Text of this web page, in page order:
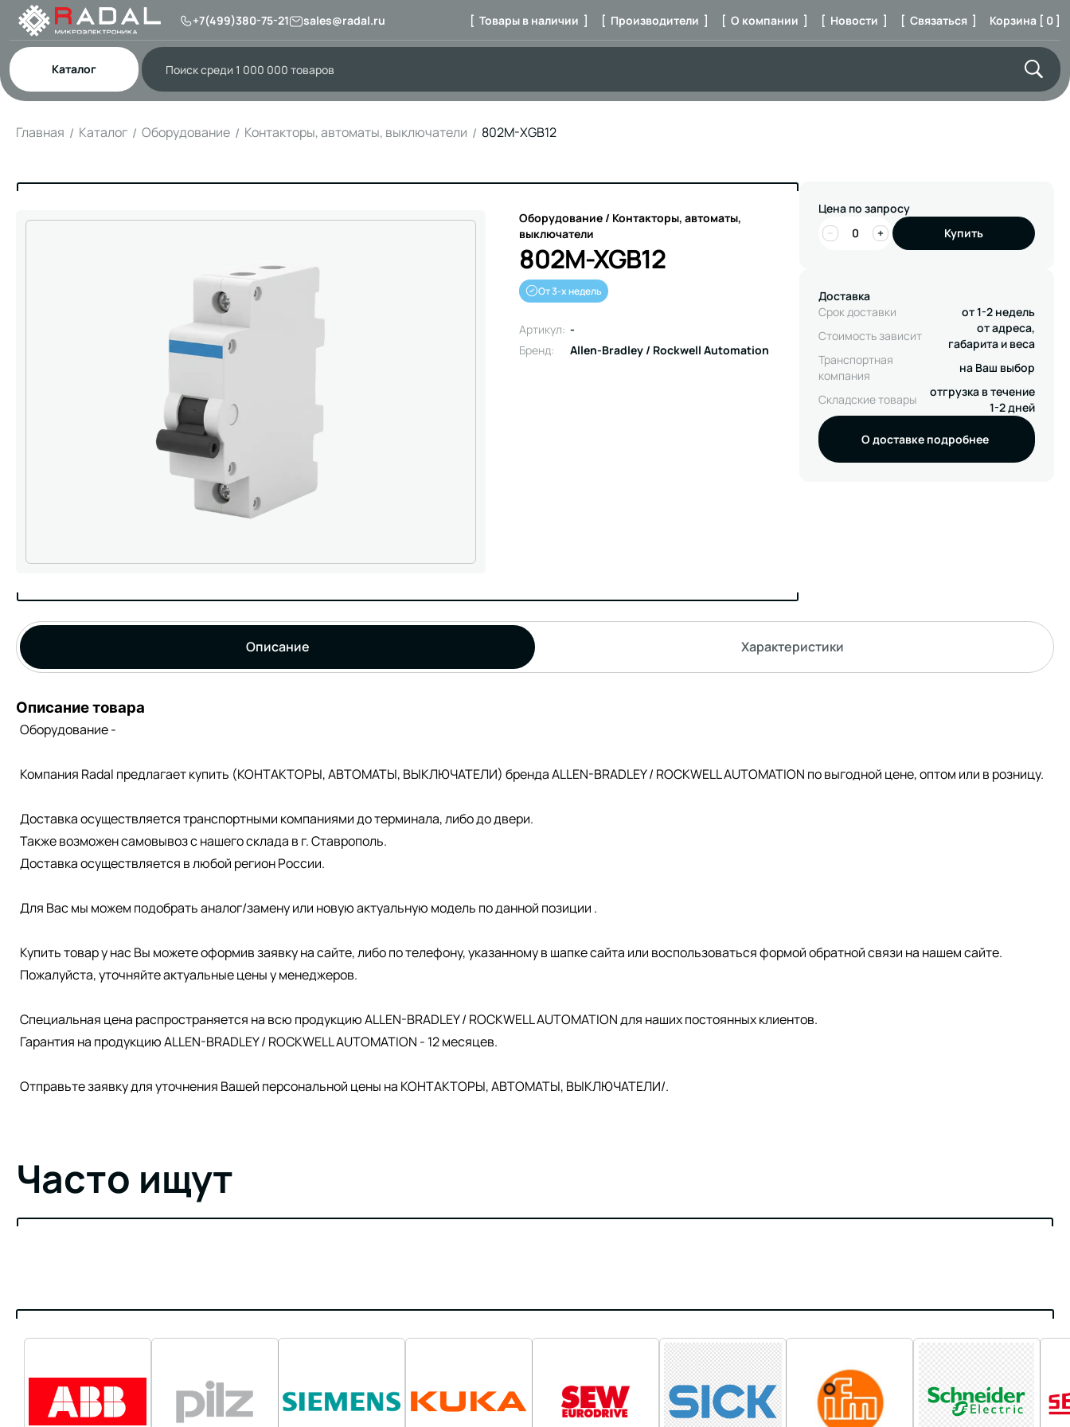
+7(499)380-75-21 sales@radal.ru [ Товары в наличии ] [ Производители ] [ О компании ] [ Новости ] [ Связаться ] Корзина [ 0 ]
Каталог
Главная Каталог Оборудование Контакторы, автоматы, выключатели 802M-XGB12
Оборудование / Контакторы, автоматы,
выключатели
802M-XGB12
От 3-х недель
Артикул: -
Бренд:
Allen-Bradley / Rockwell Automation
Цена по запросу
−
+ Купить
Доставка
Срок доставки
от 1-2 недель
Стоимость зависит
от адреса,
габарита и веса
Транспортная
компания
на Ваш выбор
Складские товары
отгрузка в течение
1-2 дней
О доставке подробнее
Описание Характеристики
Описание товара
Оборудование -
Компания Radal предлагает купить (КОНТАКТОРЫ, АВТОМАТЫ, ВЫКЛЮЧАТЕЛИ) бренда ALLEN-BRADLEY / ROCKWELL AUTOMATION по выгодной цене, оптом или в розницу.
Доставка осуществляется транспортными компаниями до терминала, либо до двери.
Также возможен самовывоз с нашего склада в г. Ставрополь.
Доставка осуществляется в любой регион России.
Для Вас мы можем подобрать аналог/замену или новую актуальную модель по данной позиции .
Купить товар у нас Вы можете оформив заявку на сайте, либо по телефону, указанному в шапке сайта или воспользоваться формой обратной связи на нашем сайте.
Пожалуйста, уточняйте актуальные цены у менеджеров.
Специальная цена распространяется на всю продукцию ALLEN-BRADLEY / ROCKWELL AUTOMATION для наших постоянных клиентов.
Гарантия на продукцию ALLEN-BRADLEY / ROCKWELL AUTOMATION - 12 месяцев.
Отправьте заявку для уточнения Вашей персональной цены на КОНТАКТОРЫ, АВТОМАТЫ, ВЫКЛЮЧАТЕЛИ/.
Часто ищут